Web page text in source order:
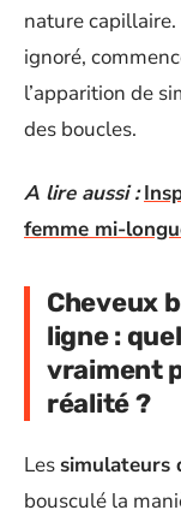
nature
ignoré,
l’apparition de
des boucles.
A lire aussi :
femme mi-
Cheveux
ligne :
vraiment
réalité ?
Les simulateurs
bousculé la